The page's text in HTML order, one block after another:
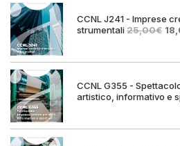
CCNL J241 - Imprese
strumentali25,00€ Il
era:
CCNL G355 -
artistico, informativo e